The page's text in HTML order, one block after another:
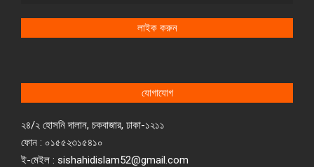
লাইক করুন
যোগাযোগ
২৪/২ হোসনি দালান, চকবাজার, ঢাকা-১২১১
ফোন : ০১৫৫২৩১৫৪১০
ই-মেইল : sishahidislam52@gmail.com